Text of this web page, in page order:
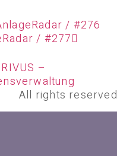
/ #276
/ #277
All rights reserved